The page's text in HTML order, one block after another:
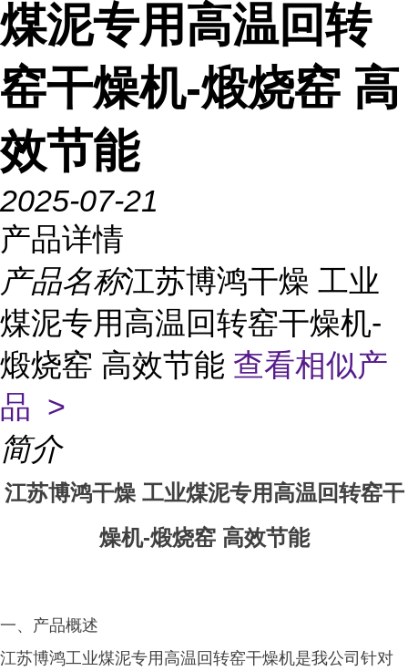
煤泥专用高温回转
窑干燥机-煅烧窑 高
效节能
2025-07-21
产品详情
产品名称江苏博鸿干燥 工业
煤泥专用高温回转窑干燥机-
煅烧窑 高效节能 查看相似产
品 >
简介
江苏博鸿干燥 工业煤泥专用高温回转窑干
燥机-煅烧窑 高效节能
一、产品概述
江苏博鸿工业煤泥专用高温回转窑干燥机是我公司针对